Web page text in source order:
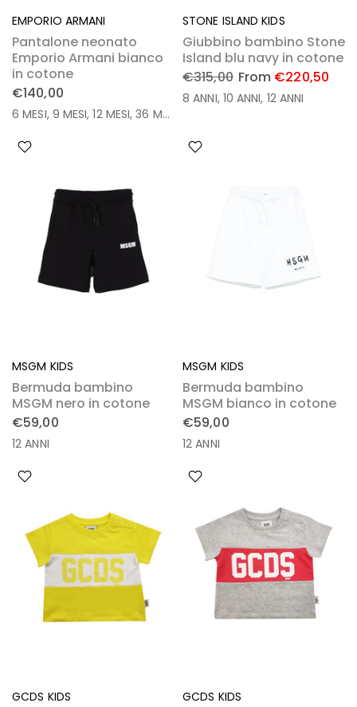
EMPORIO ARMANI
Pantalone neonato
Emporio Armani bianco
in cotone
€140,00
6 MESI 9 MESI 12 MESI 36 MESI
STONE ISLAND KIDS
Giubbino bambino Stone
Island blu navy in cotone
€315,00 From €220,50
8 ANNI 10 ANNI 12 ANNI
MSGM KIDS
Bermuda bambino
MSGM nero in cotone
€59,00
12 ANNI
MSGM KIDS
Bermuda bambino
MSGM bianco in cotone
€59,00
12 ANNI
GCDS KIDS GCDS KIDS